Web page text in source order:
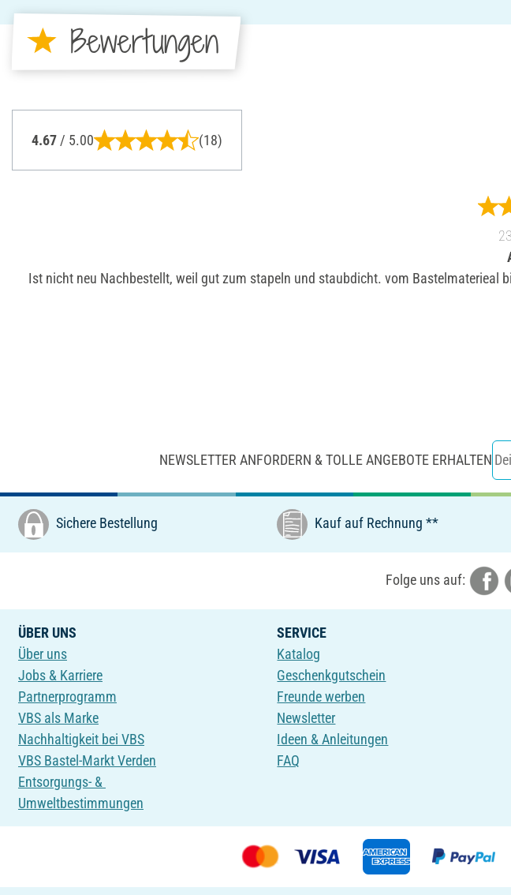
Bewertungen
4.67 / 5.00 (18)
Ist nicht neu Nachbestellt, weil gut zum stapeln und staubdicht. vom
NEWSLETTER ANFORDERN & TOLLE ANGEBOTE ERHALTEN
Sichere Bestellung Kauf auf Rechnung **
Folge uns auf:
ÜBER UNS
Über uns
Jobs & Karriere
Partnerprogramm
VBS als Marke
Nachhaltigkeit bei VBS
VBS Bastel-Markt Verden
Entsorgungs- &
Umweltbestimmungen
SERVICE
Katalog
Geschenkgutschein
Freunde werben
Newsletter
Ideen & Anleitungen
FAQ